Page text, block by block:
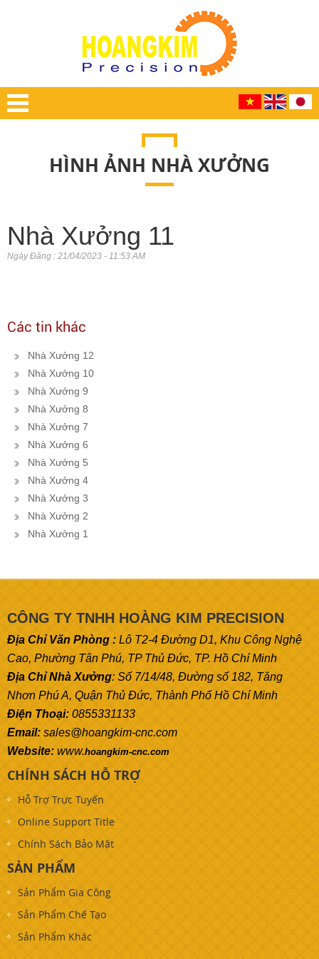
HÌNH ẢNH NHÀ XƯỞNG
Nhà Xưởng 11
Ngày Đăng : 21/04/2023 - 11:53 AM
Các tin khác
Nhà Xưởng 12
Nhà Xưởng 10
Nhà Xưởng 9
Nhà Xưởng 8
Nhà Xưởng 7
Nhà Xưởng 6
Nhà Xưởng 5
Nhà Xưởng 4
Nhà Xưởng 3
Nhà Xưởng 2
Nhà Xưởng 1
CÔNG TY TNHH HOÀNG KIM PRECISION
Địa Chỉ Văn Phòng : Lô T2-4 Đường D1, Khu Công Nghệ
Cao, Phường Tân Phú, TP Thủ Đức, TP. Hồ Chí Minh
Địa Chỉ Nhà Xưởng: Số 7/14/48, Đường số 182, Tăng
Nhơn Phú A, Quận Thủ Đức, Thành Phố Hồ Chí Minh
Điện Thoại: 0855331133
Email: sales@hoangkim-cnc.com
Website: www.hoangkim-cnc.com
CHÍNH SÁCH HỖ TRỢ
Hỗ Trợ Trực Tuyến
Online Support Title
Chính Sách Bảo Mật
SẢN PHẨM
Sản Phẩm Gia Công
Sản Phẩm Chế Tạo
Sản Phẩm Khác